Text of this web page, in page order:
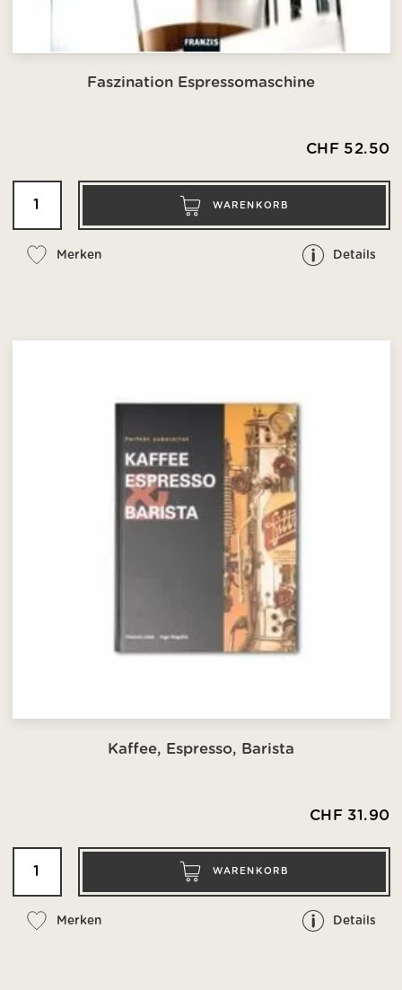
Faszination Espressomaschine
CHF 52.50
WARENKORB
Merken Details
Kaffee, Espresso, Barista
CHF 31.90
WARENKORB
Merken Details